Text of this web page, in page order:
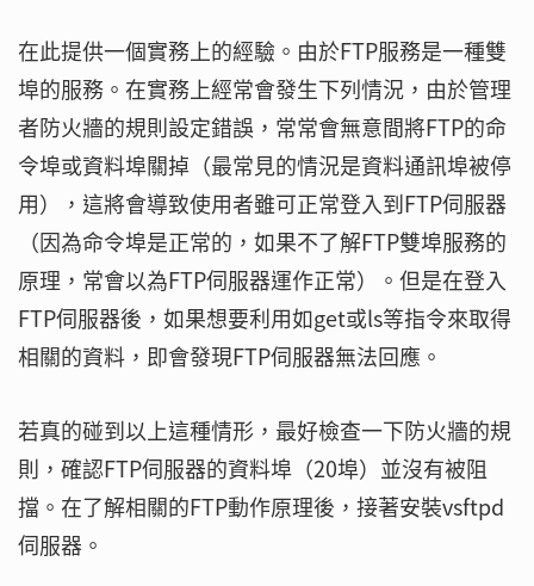
在此提供一個實務上的經驗。由於FTP服務是一種雙
埠的服務。在實務上經常會發生下列情況，由於管理
者防火牆的規則設定錯誤，常常會無意間將FTP的命
令埠或資料埠關掉（最常見的情況是資料通訊埠被停
用），這將會導致使用者雖可正常登入到FTP伺服器
（因為命令埠是正常的，如果不了解FTP雙埠服務的
原理，常會以為FTP伺服器運作正常）。但是在登入
FTP伺服器後，如果想要利用如get或ls等指令來取得
相關的資料，即會發現FTP伺服器無法回應。
若真的碰到以上這種情形，最好檢查一下防火牆的規
則，確認FTP伺服器的資料埠（20埠）並沒有被阻
擋。在了解相關的FTP動作原理後，接著安裝vsftpd
伺服器。